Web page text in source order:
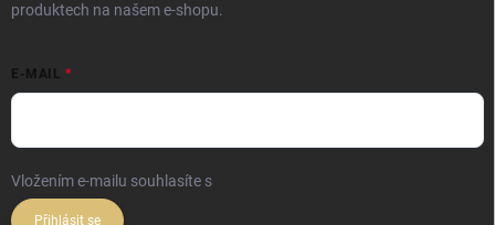
produktech na našem e-shopu.
E-MAIL
Vložením e-mailu souhlasíte s
Přihlásit se